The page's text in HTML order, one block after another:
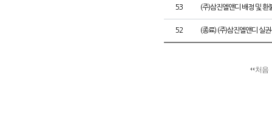
53 (주)삼진엘앤디 배정 및 환
52 (종료) (주)삼진엘앤디 실
처음